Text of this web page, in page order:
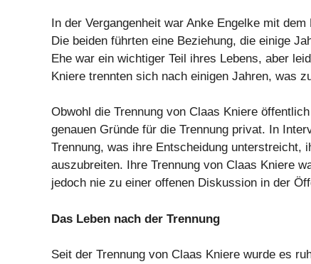
In der Vergangenheit war Anke Engelke mit
Die beiden führten eine Beziehung, die einige
Ehe war ein wichtiger Teil ihres Lebens, aber
Kniere trennten sich nach einigen Jahren, was
Obwohl die Trennung von Claas Kniere
genauen Gründe für die Trennung privat. In
Trennung, was ihre Entscheidung unterstreicht,
auszubreiten. Ihre Trennung von Claas Kniere
jedoch nie zu einer offenen Diskussion in der
Das Leben nach der Trennung
Seit der Trennung von Claas Kniere wurde es